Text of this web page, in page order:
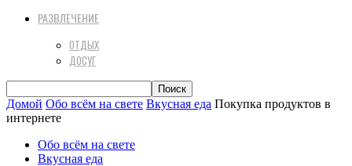
РАЗВЛЕЧЕНИЕ
ОТДЫХ
ДОСУГ
Домой Обо всём на свете Вкусная еда Покупка продуктов в
интернете
Обо всём на свете
Вкусная еда